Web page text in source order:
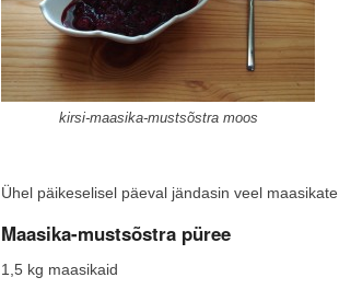
kirsi-maasika-mustsõstra moos
Ühel päikeselisel päeval jändasin veel
Maasika-mustsõstra püree
1,5 kg maasikaid